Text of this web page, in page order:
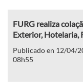
FURG realiza
Exterior, Hotelaria,
Publicado en 12/04/
08h55